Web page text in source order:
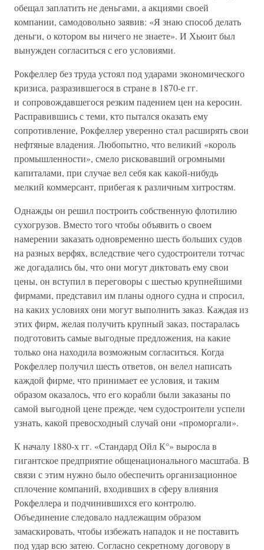
обещал заплатить не деньгами, а акциями своей
компании, самодовольно заявив: «Я знаю способ делать
деньги, о котором вы ничего не знаете». И Хьюит был
вынужден согласиться с его условиями.
Рокфеллер без труда устоял под ударами экономического
кризиса, разразившегося в стране в 1870-е гг.
и сопровождавшегося резким падением цен на керосин.
Расправившись с теми, кто пытался оказать ему
сопротивление, Рокфеллер уверенно стал расширять свои
нефтяные владения. Любопытно, что великий «король
промышленности», смело рисковавший огромными
капиталами, при случае вел себя как какой-нибудь
мелкий коммерсант, прибегая к различным хитростям.
Однажды он решил построить собственную флотилию
сухогрузов. Вместо того чтобы объявить о своем
намерении заказать одновременно шесть больших судов
на разных верфях, вследствие чего судостроители тотчас
же догадались бы, что они могут диктовать ему свои
цены, он вступил в переговоры с шестью крупнейшими
фирмами, представил им планы одного судна и спросил,
на каких условиях они могут выполнить заказ. Каждая из
этих фирм, желая получить крупный заказ, постаралась
подготовить самые выгодные предложения, на какие
только она находила возможным согласиться. Когда
Рокфеллер получил шесть ответов, он велел написать
каждой фирме, что принимает ее условия, и таким
образом оказалось, что его корабли были заказаны по
самой выгодной цене прежде, чем судостроители успели
узнать, какой превосходный случай они «проморгали».
К началу 1880-х гг. «Стандард Ойл К°» выросла в
гигантское предприятие общенационального масштаба. В
связи с этим нужно было обеспечить организационное
сплочение компаний, входивших в сферу влияния
Рокфеллера и подчинившихся его контролю.
Объединение следовало надлежащим образом
замаскировать, чтобы избежать нападок и не поставить
под удар всю затею. Согласно секретному договору в